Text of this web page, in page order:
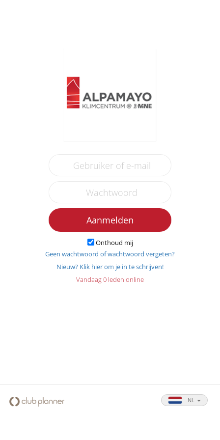
Aanmelden
Onthoud mij
Geen wachtwoord of wachtwoord vergeten?
Nieuw? Klik hier om je in te schrijven!
Vandaag 0 leden online
NL